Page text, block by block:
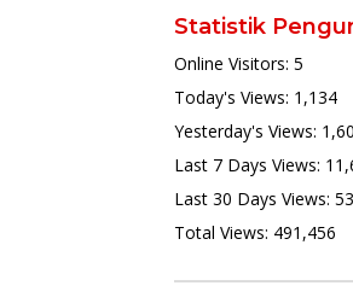
Statistik
Online Visitors: 5
Today's Views: 1,134
Yesterday's Views:
Last 7 Days Views:
Last 30 Days Views:
Total Views: 491,456